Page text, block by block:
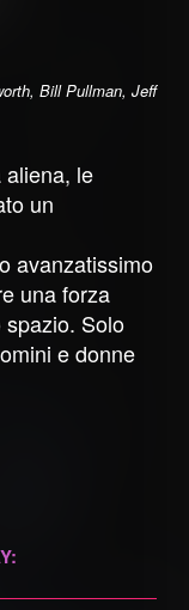
Bill Pullman, Jeff
le
un
avanzatissimo
una forza
Solo
e donne